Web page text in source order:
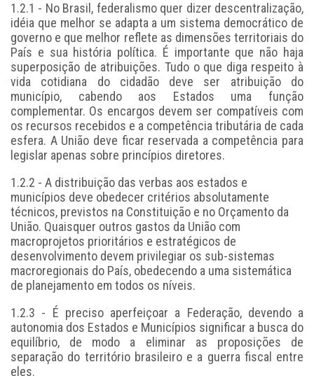
1.2.1 - No Brasil, federalismo quer dizer descentralização,
idéia que melhor se adapta a um sistema democrático de
governo e que melhor reflete as dimensões territoriais do
País e sua história política. É importante que não haja
superposição de atribuições. Tudo o que diga respeito à
vida cotidiana do cidadão deve ser atribuição do
município, cabendo aos Estados uma função
complementar. Os encargos devem ser compatíveis com
os recursos recebidos e a competência tributária de cada
esfera. A União deve ficar reservada a competência para
legislar apenas sobre princípios diretores.
1.2.2 - A distribuição das verbas aos estados e
municípios deve obedecer critérios absolutamente
técnicos, previstos na Constituição e no Orçamento da
União. Quaisquer outros gastos da União com
macroprojetos prioritários e estratégicos de
desenvolvimento devem privilegiar os sub-sistemas
macroregionais do País, obedecendo a uma sistemática
de planejamento em todos os níveis.
1.2.3 - É preciso aperfeiçoar a Federação, devendo a
autonomia dos Estados e Municípios significar a busca do
equilíbrio, de modo a eliminar as proposições de
separação do território brasileiro e a guerra fiscal entre
eles.